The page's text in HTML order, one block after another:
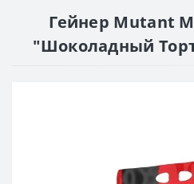
Гейнер Mutant
"Шоколадный